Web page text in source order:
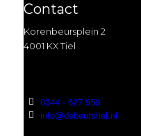
Contact
Korenbeursplein 2
4001 KX Tiel
0344 - 627 959
info@debeurstiel.nl